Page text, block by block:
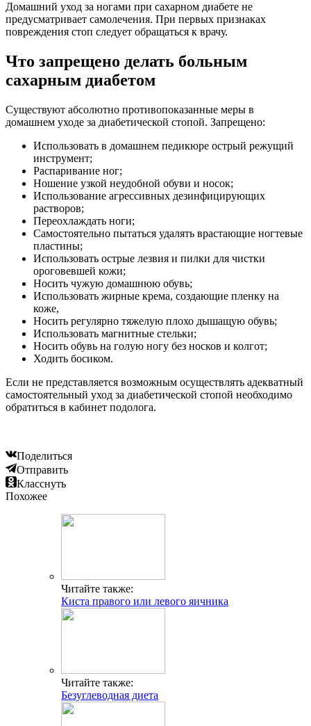
Домашний уход за ногами при сахарном диабете не
предусматривает самолечения. При первых признаках
повреждения стоп следует обращаться к врачу.
Что запрещено делать больным
сахарным диабетом
Существуют абсолютно противопоказанные меры в
домашнем уходе за диабетической стопой. Запрещено:
Использовать в домашнем педикюре острый режущий
инструмент;
Распаривание ног;
Ношение узкой неудобной обуви и носок;
Использование агрессивных дезинфицирующих
растворов;
Переохлаждать ноги;
Самостоятельно пытаться удалять врастающие ногтевые
пластины;
Использовать острые лезвия и пилки для чистки
ороговевшей кожи;
Носить чужую домашнюю обувь;
Использовать жирные крема, создающие пленку на
коже,
Носить регулярно тяжелую плохо дышащую обувь;
Использовать магнитные стельки;
Носить обувь на голую ногу без носков и колгот;
Ходить босиком.
Если не представляется возможным осуществлять адекватный
самостоятельный уход за диабетической стопой необходимо
обратиться в кабинет подолога.
Поделиться
Отправить
Класснуть
Похожее
Читайте также:
Киста правого или левого яичника
Читайте также:
Безуглеводная диета